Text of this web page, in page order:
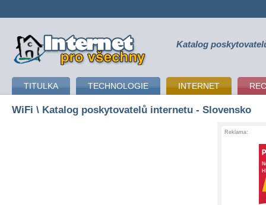
připojení k internetu Katalog
TITULKA TECHNOLOGIE INTERNET
WiFi \ Katalog poskytovatelů internetu - Slovensko
Reklama: